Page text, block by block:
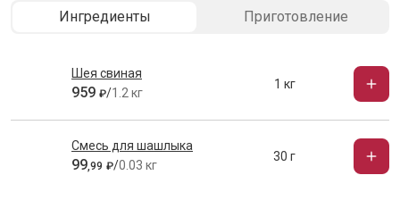
Ингредиенты Приготовление
Шея свиная
959 ₽/1.2 кг
1 кг
Смесь для шашлыка
99,99 ₽/0.03 кг
30 г